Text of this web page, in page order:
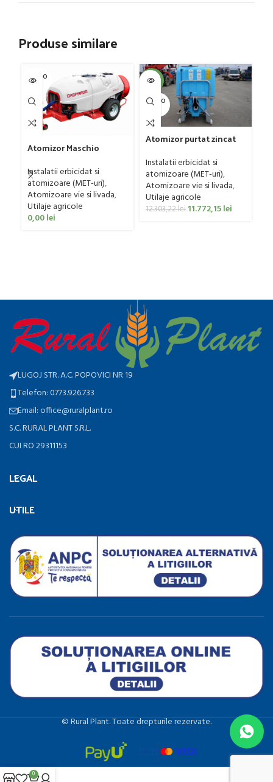
Produse similare
SOLD O
UT
Atomizor Maschio
Avant 1000/800/121 E
Instalatii erbicidat si
atomizoare (MET-uri),
Atomizoare vie si livada,
Utilaje agricole
0,00lei
-4%
SOLD O
UT
Atomizor purtat zincat
Bufer, model Ronda,
300 litri
Instalatii erbicidat si
atomizoare (MET-uri),
Atomizoare vie si livada,
Utilaje agricole
12.303,22lei 11.772,15lei
LUGOJ STR. A.C. POPOVICI NR 19
Telefon: 0773.926.733
Email: office@ruralplant.ro
S.C. RURAL PLANT S.R.L.
CUI RO 29311153
LEGAL
UTILE
©️ Rural Plant. Toate drepturile rezervate.
0